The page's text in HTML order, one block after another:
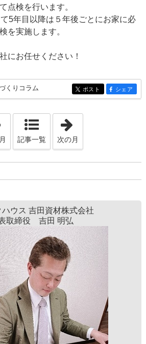
点検を行います。
5年目以降は５年後ごとにお家に必
を実施します。
にお任せください！
くりコラム entry192
ポスト entry192
シェア
「2024年3月」
記事一覧 次の月
ハウス 吉田資材株式会社
取締役 吉田 明弘